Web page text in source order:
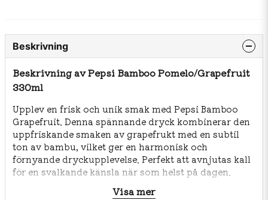
Beskrivning
Beskrivning av Pepsi Bamboo Pomelo/Grapefruit
330ml
Upplev en frisk och unik smak med Pepsi Bamboo
Grapefruit. Denna spännande dryck kombinerar den
uppfriskande smaken av grapefrukt med en subtil
ton av bambu, vilket ger en harmonisk och
förnyande dryckupplevelse. Perfekt att avnjutas kall
för en svalkande känsla när som helst på dagen.
Kolsyrat vatten, socker, syra
Visa mer